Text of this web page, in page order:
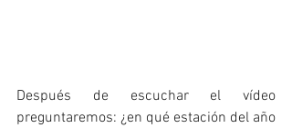
Después de escuchar el vídeo
preguntaremos: ¿en qué estación del año